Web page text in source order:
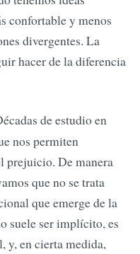
confortable y menos
divergentes. La
hacer de la diferencia
de estudio en
nos permiten
prejuicio. De manera
que no se trata
que emerge de la
suele ser implícito, es
y, en cierta medida,